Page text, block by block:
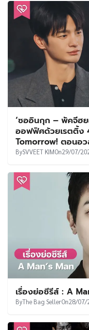
‘ซออินกุก – พัคจีฮย
ออฟฟิศด้วยเรตติ้ง
Tomorrow! ตอนอว
BySVVEET KIMOn29/07/
เรื่องย่อซีรีส์ : A
ByThe Bag SellerOn28/07/